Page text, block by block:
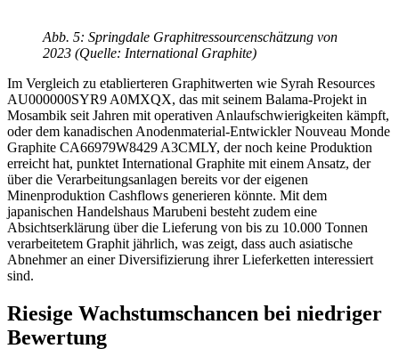
Abb. 5: Springdale Graphitressourcenschätzung von
2023 (Quelle: International Graphite)
Im Vergleich zu etablierteren Graphitwerten wie Syrah Resources
AU000000SYR9 A0MXQX, das mit seinem Balama-Projekt in
Mosambik seit Jahren mit operativen Anlaufschwierigkeiten kämpft,
oder dem kanadischen Anodenmaterial-Entwickler Nouveau Monde
Graphite CA66979W8429 A3CMLY, der noch keine Produktion
erreicht hat, punktet International Graphite mit einem Ansatz, der
über die Verarbeitungsanlagen bereits vor der eigenen
Minenproduktion Cashflows generieren könnte. Mit dem
japanischen Handelshaus Marubeni besteht zudem eine
Absichtserklärung über die Lieferung von bis zu 10.000 Tonnen
verarbeitetem Graphit jährlich, was zeigt, dass auch asiatische
Abnehmer an einer Diversifizierung ihrer Lieferketten interessiert
sind.
Riesige Wachstumschancen bei niedriger
Bewertung